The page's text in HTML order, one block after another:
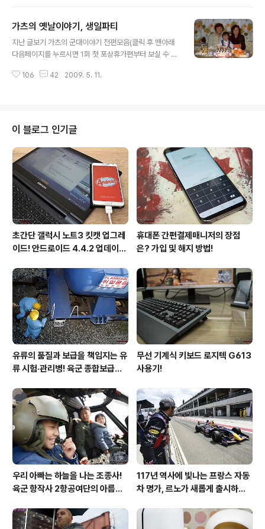
난 밤, 여느때처럼 아침에 올린 포스팅에 어떤 댓글이 달렸
을까? 기대하며 블로그를 방문하였다. 블로그관리창에서
방명록을 보니 평소와 다르게 많은 분들께 글을 남겨주신
의 베스트 view블로거에 선정되었다며 축하한다는 글이
가츠의 옛날이야기, 생일파티
지난 글보기 가츠의 군대이야기 전편모음(클릭 후 맨아래
다음페이지를 누르시면 1회 첫 포상휴가편부터 보실 수 있
계에 종사하시는 부모님을 따라 어린 시절을 울릉도에서
으신 사진들을 발견했다. 사진을 보니 나의 머릿속에서 당
시의 기억이 스쳐간다. 태어나서 난생 처음한 생일파티, 부
모님께서는 당시에 하나뿐인 아들를 위해 성대하게(?) 파
티를 열어주셨다. 사진속의 나오는 인물 중에서 기억나는
사람은 오직 부모님 뿐이다. 부끄럽게도 나의 기억력으로
는 나머지 분들은 전혀기억하지 못하겠다. 하지만..
106 42 2009. 5. 11.
이 블로그 인기글
초간단 갤럭시 노트3 킷캣 업그레
이드! 안드로이드 4.4.2 업데이트
휴대폰 간편결제매니저의 장점
은? 가입 및 해지 방법!
유류의 품질과 보급을 책임지는 유
류 시험·관리병! 육군 종합보급창
무선 기계식 키보드 로지텍 G613
사용기!
우리 아빠는 하늘을 나는 조종사!
육군 항작사 2항공여단의 아름다
117년 역사에 빛나는 프랑스 자동
차 명가, 르노가 새롭게 출시하는